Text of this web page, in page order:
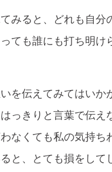
みると、どれも自
ても誰にも打ち明
を伝えてみてはいか
っきりと言葉で伝え
なくても私の気持
と、とても損をして